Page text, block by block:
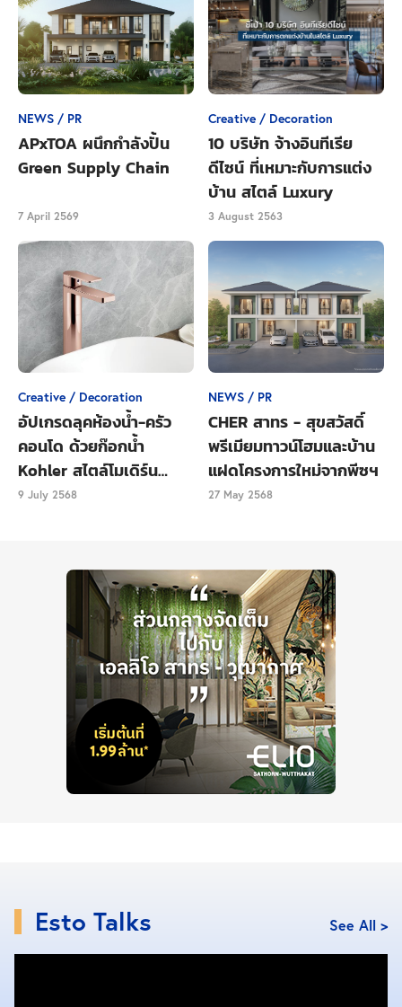
Close Ads
ทิปส์ในการบูชาและขอพร :
ในการขอพรท่านนัตโบโบยี
ต้องสักการะด้วยดอกไม้ ผลไม้ ได้แก่ มะพร้าวอ่อน กล้วย
ขั้นตอนการขอพรคือให้นำธนบัตรจำนวน 2 ใบใส่ไว้ที่มือ
ท่าน จากนั้นก็อธิษฐานขอพร แล้วดึงกลับคืนมา 1 ใบ เพื่อ
เก็บรักษาไว้ สุดท้ายให้เอาหน้าผากของคุณไปแตะกับนิ้ว
ชี้ของท่าน เพื่อให้พรสัมฤทธิ์ผลรวดเร็วทันใจยิ่งขึ้น ส่วน
การอธิษฐานขอพรต่อเทพทันใจมีเคล็ดลับว่า
ข้อเดียวเท่านั้นเพื่อเป็นพลังในการถวายเครื่องเซ่น ห้าม
เปลี่ยนใจเด็ดขาด!
ที่ตั้ง :ถนนแสตรนด์ เมืองย่างกุ้ง ประเทศเมียนมาร์
2. องค์ที่ใหญ่ที่สุดในพม่า “เทพทันใจเจดีย์ซูเหล่”
NEWS / PR
APxTOA ผนึกกำลังปั้น
Green Supply Chain
7 April 2569
Creative / Decoration
10 บริษัท จ้างอินทีเรีย
ดีไซน์ ที่เหมาะกับการแต่ง
บ้าน สไตล์ Luxury
3 August 2563
Creative / Decoration
อัปเกรดลุคห้องน้ำ-ครัว
คอนโด ด้วยก๊อกน้ำ
Kohler สไตล์โมเดิร์น
เรียบหรู
9 July 2568
NEWS / PR
CHER สาทร - สุขสวัสดิ์
พรีเมียมทาวน์โฮมและบ้าน
แฝดโครงการใหม่จากพีซฯ
27 May 2568
Esto Talks See All >